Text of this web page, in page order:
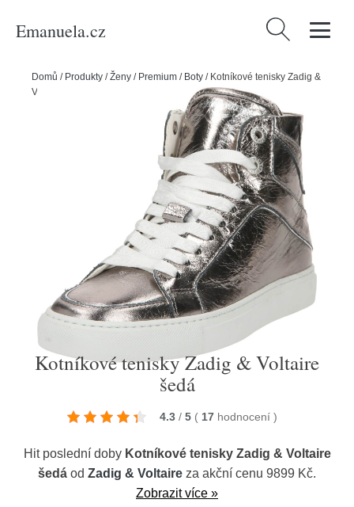
Emanuela.cz Vyhledávání
Domů / Produkty /Ženy / Premium / Boty / Kotníkové tenisky Zadig &
Voltaire šedá
Kotníkové tenisky Zadig & Voltaire
šedá
4.3 / 5 ( 17 hodnocení )
Hit poslední doby Kotníkové tenisky Zadig & Voltaire
šedá od Zadig & Voltaire za akční cenu 9899 Kč.
Zobrazit více »